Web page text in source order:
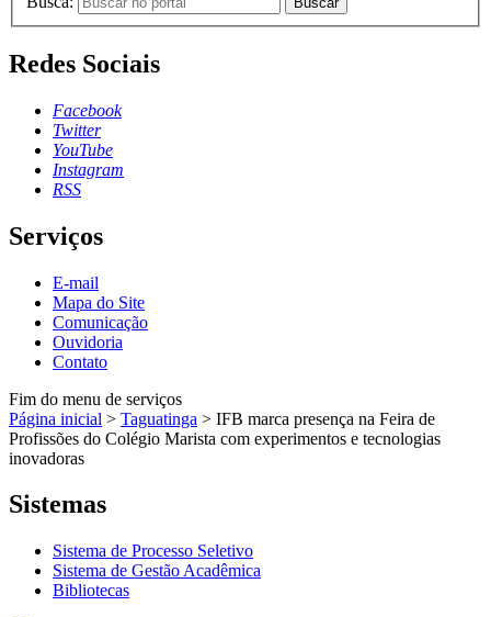
Redes Sociais
Facebook
Twitter
YouTube
Instagram
RSS
Serviços
E-mail
Mapa do Site
Comunicação
Ouvidoria
Contato
Fim do menu de serviços
Página inicial > Taguatinga > IFB marca presença na Feira de
Profissões do Colégio Marista com experimentos e tecnologias
inovadoras
Sistemas
Sistema de Processo Seletivo
Sistema de Gestão Acadêmica
Bibliotecas